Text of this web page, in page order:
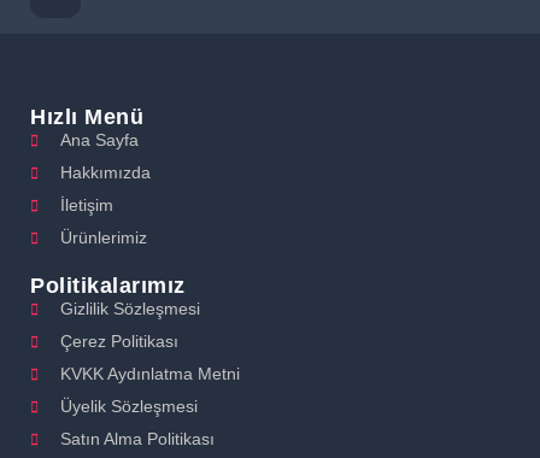
Hızlı Menü
Ana Sayfa
Hakkımızda
İletişim
Ürünlerimiz
Politikalarımız
Gizlilik Sözleşmesi
Çerez Politikası
KVKK Aydınlatma Metni
Üyelik Sözleşmesi
Satın Alma Politikası